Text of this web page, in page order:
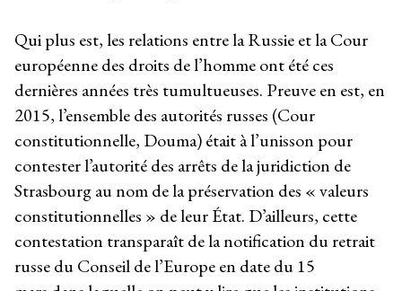
Qui plus est, les relations entre la Russie et la Cour
européenne des droits de l’homme ont été ces
dernières années très tumultueuses. Preuve en est, en
2015, l’ensemble des autorités russes (Cour
constitutionnelle, Douma) était à l’unisson pour
contester l’autorité des arrêts de la juridiction de
Strasbourg au nom de la préservation des « valeurs
constitutionnelles » de leur État. D’ailleurs, cette
contestation transparaît de la notification du retrait
russe du Conseil de l’Europe en date du 15